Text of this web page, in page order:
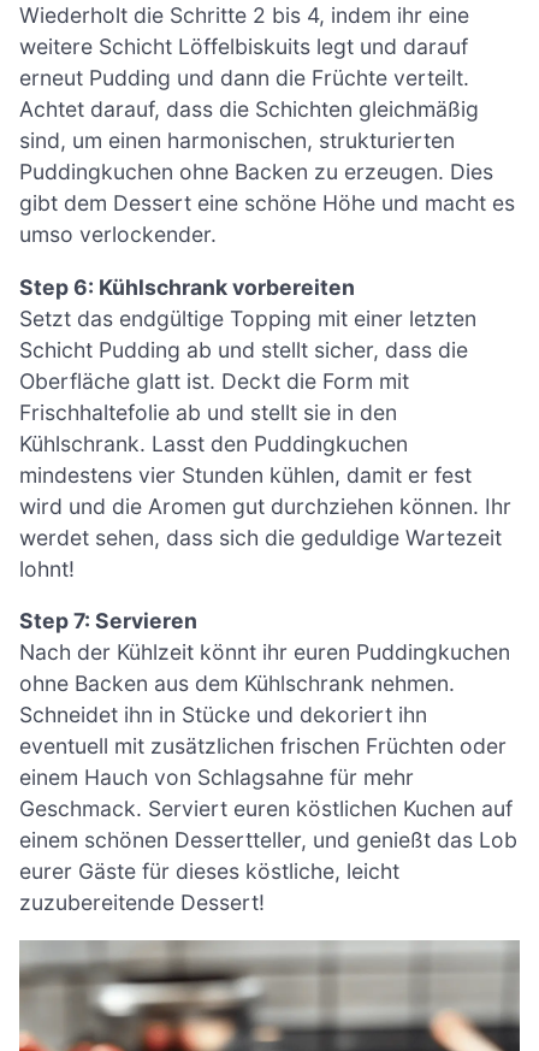
Wiederholt die Schritte 2 bis 4, indem ihr eine
weitere Schicht Löffelbiskuits legt und darauf
erneut Pudding und dann die Früchte verteilt.
Achtet darauf, dass die Schichten gleichmäßig
sind, um einen harmonischen, strukturierten
Puddingkuchen ohne Backen zu erzeugen. Dies
gibt dem Dessert eine schöne Höhe und macht es
umso verlockender.
Step 6: Kühlschrank vorbereiten
Setzt das endgültige Topping mit einer letzten
Schicht Pudding ab und stellt sicher, dass die
Oberfläche glatt ist. Deckt die Form mit
Frischhaltefolie ab und stellt sie in den
Kühlschrank. Lasst den Puddingkuchen
mindestens vier Stunden kühlen, damit er fest
wird und die Aromen gut durchziehen können. Ihr
werdet sehen, dass sich die geduldige Wartezeit
lohnt!
Step 7: Servieren
Nach der Kühlzeit könnt ihr euren Puddingkuchen
ohne Backen aus dem Kühlschrank nehmen.
Schneidet ihn in Stücke und dekoriert ihn
eventuell mit zusätzlichen frischen Früchten oder
einem Hauch von Schlagsahne für mehr
Geschmack. Serviert euren köstlichen Kuchen auf
einem schönen Dessertteller, und genießt das Lob
eurer Gäste für dieses köstliche, leicht
zuzubereitende Dessert!